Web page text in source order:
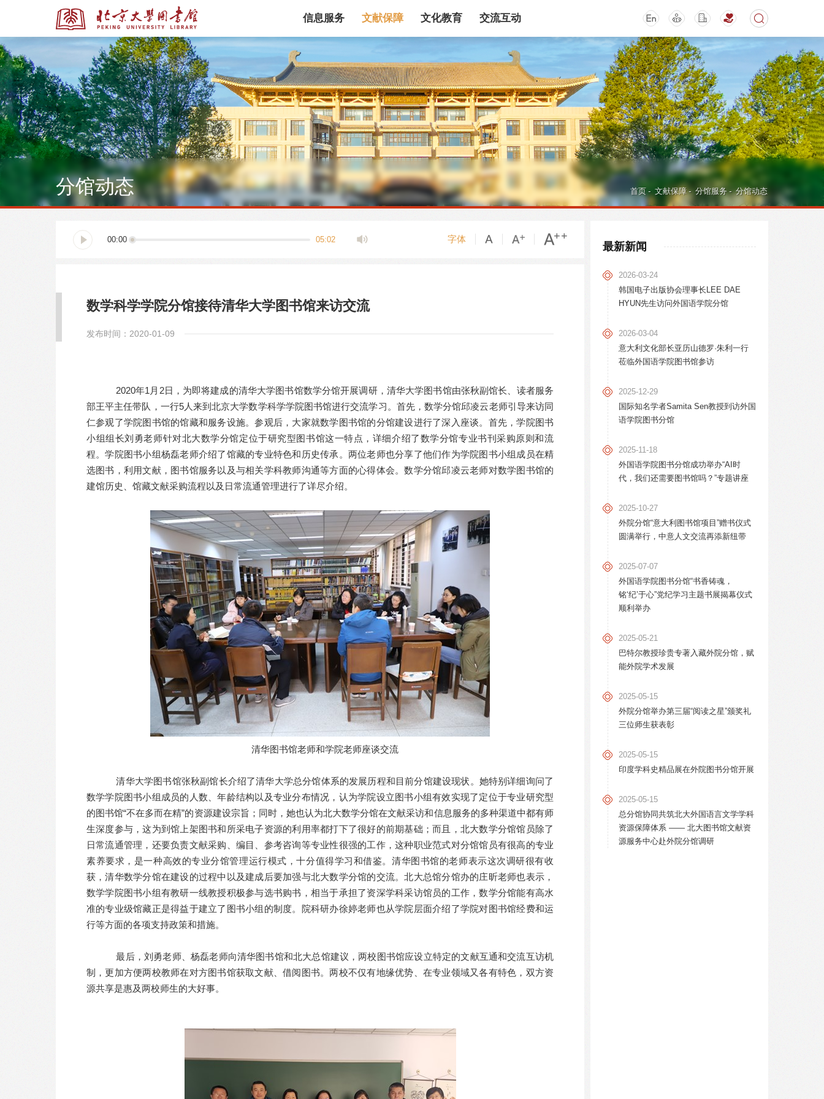
全部资源
全部资源 馆藏目录 论文、书、报告 数据库 电子图书和电子期刊
多媒体资源 机构知识库 馆际互借 新书通报 专利数据 活动讲座
信息服务 文献保障 文化教育 交流互动
首页 - 文献保障 - 分馆服务 - 分馆动态
分馆动态
最新新闻
2026-03-24
韩国电子出版协会理事长LEE DAE
HYUN先生访问外国语学院分馆
2026-03-04
意大利文化部长亚历山德罗·朱利一行
莅临外国语学院图书馆参访
2025-12-29
国际知名学者Samita Sen教授到访外国
语学院图书分馆
2025-11-18
外国语学院图书分馆成功举办“AI时
代，我们还需要图书馆吗？”专题讲座
2025-10-27
外院分馆“意大利图书馆项目”赠书仪式
圆满举行，中意人文交流再添新纽带
2025-07-07
外国语学院图书分馆“书香铸魂，
铭‘纪’于心”党纪学习主题书展揭幕仪式
顺利举办
2025-05-21
巴特尔教授珍贵专著入藏外院分馆，赋
能外院学术发展
2025-05-15
外院分馆举办第三届“阅读之星”颁奖礼
三位师生获表彰
2025-05-15
印度学科史精品展在外院图书分馆开展
2025-05-15
总分馆协同共筑北大外国语言文学学科
资源保障体系 —— 北大图书馆文献资
源服务中心赴外院分馆调研
00:00 05:02 字体
数学科学学院分馆接待清华大学图书馆来访交流
发布时间：2020-01-09
2020年1月2日，为即将建成的清华大学图书馆数学分馆开展调研，清华大学图书馆由张秋副馆长、读者服务
部王平主任带队，一行5人来到北京大学数学科学学院图书馆进行交流学习。首先，数学分馆邱凌云老师引导来访同
仁参观了学院图书馆的馆藏和服务设施。参观后，大家就数学图书馆的分馆建设进行了深入座谈。首先，学院图书
小组组长刘勇老师针对北大数学分馆定位于研究型图书馆这一特点，详细介绍了数学分馆专业书刊采购原则和流
程。学院图书小组杨磊老师介绍了馆藏的专业特色和历史传承。两位老师也分享了他们作为学院图书小组成员在精
选图书，利用文献，图书馆服务以及与相关学科教师沟通等方面的心得体会。数学分馆邱凌云老师对数学图书馆的
建馆历史、馆藏文献采购流程以及日常流通管理进行了详尽介绍。
清华图书馆老师和学院老师座谈交流
清华大学图书馆张秋副馆长介绍了清华大学总分馆体系的发展历程和目前分馆建设现状。她特别详细询问了
数学学院图书小组成员的人数、年龄结构以及专业分布情况，认为学院设立图书小组有效实现了定位于专业研究型
的图书馆“不在多而在精”的资源建设宗旨；同时，她也认为北大数学分馆在文献采访和信息服务的多种渠道中都有师
生深度参与，这为到馆上架图书和所采电子资源的利用率都打下了很好的前期基础；而且，北大数学分馆馆员除了
日常流通管理，还要负责文献采购、编目、参考咨询等专业性很强的工作，这种职业范式对分馆馆员有很高的专业
素养要求，是一种高效的专业分馆管理运行模式，十分值得学习和借鉴。清华图书馆的老师表示这次调研很有收
获，清华数学分馆在建设的过程中以及建成后要加强与北大数学分馆的交流。北大总馆分馆办的庄昕老师也表示，
数学学院图书小组有教研一线教授积极参与选书购书，相当于承担了资深学科采访馆员的工作，数学分馆能有高水
准的专业级馆藏正是得益于建立了图书小组的制度。院科研办徐婷老师也从学院层面介绍了学院对图书馆经费和运
行等方面的各项支持政策和措施。
最后，刘勇老师、杨磊老师向清华图书馆和北大总馆建议，两校图书馆应设立特定的文献互通和交流互访机
制，更加方便两校教师在对方图书馆获取文献、借阅图书。两校不仅有地缘优势、在专业领域又各有特色，双方资
源共享是惠及两校师生的大好事。